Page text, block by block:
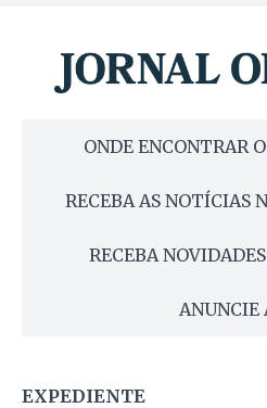
ONDE ENCONTRAR
RECEBA AS NOTÍCIAS
RECEBA
ANUNCIE
EXPEDIENTE